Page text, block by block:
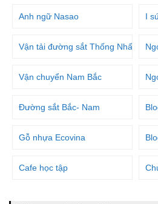
Anh ngữ Nasao I
Vận tải đường sắt Thống Nhất
Vận chuyển Nam Bắc
Đường sắt Bắc- Nam
Gỗ nhựa Ecovina
Cafe học tập